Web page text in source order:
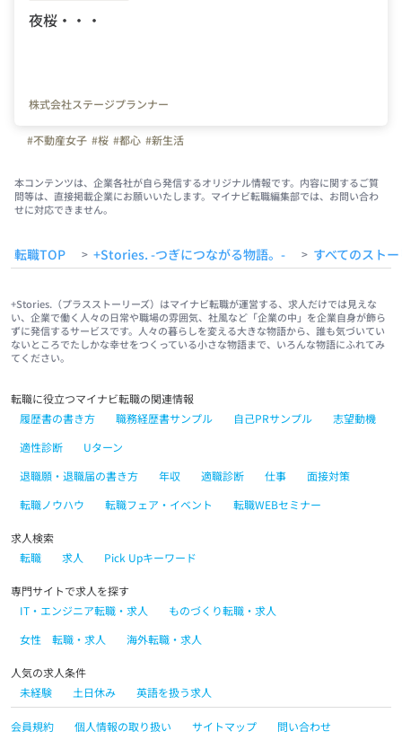
夜桜・・・
株式会社ステージプランナー
#不動産女子 #桜 #都心 #新生活
本コンテンツは、企業各社が自ら発信するオリジナル情報です。内容に関するご質
問等は、直接掲載企業にお願いいたします。マイナビ転職編集部では、お問い合わ
せに対応できません。
転職TOP > +Stories. -つぎにつながる物語。- > すべてのスト
+Stories.（プラスストーリーズ）はマイナビ転職が運営する、求人だけでは見えな
い、企業で働く人々の日常や職場の雰囲気、社風など「企業の中」を企業自身が飾ら
ずに発信するサービスです。人々の暮らしを変える大きな物語から、誰も気づいてい
ないところでたしかな幸せをつくっている小さな物語まで、いろんな物語にふれてみ
てください。
転職に役立つマイナビ転職の関連情報
履歴書の書き方
職務経歴書サンプル 自己PRサンプル
志望動機
適性診断
Uターン
退職願・退職届の書き方
年収 適職診断 仕事
面接対策
転職ノウハウ
転職フェア・イベント 転職WEBセミナー
求人検索
転職
求人 Pick Upキーワード
専門サイトで求人を探す
IT・エンジニア転職・求人
ものづくり転職・求人
女性 転職・求人
海外転職・求人
人気の求人条件
未経験
土日休み 英語を扱う求人
会員規約 個人情報の取り扱い サイトマップ
問い合わせ